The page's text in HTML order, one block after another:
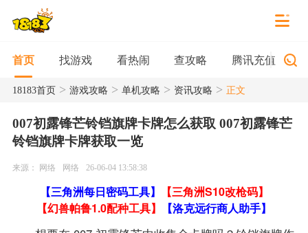
首页 找游戏 看热闹 查攻略 腾讯充值
18183首页> 游戏攻略 > 单机攻略 > 资讯攻略 > 正文
007初露锋芒铃铛旗牌卡牌怎么获取 007初露锋芒
铃铛旗牌卡牌获取一览
来源： 网络 网络 26-06-04 13:58:38
【三角洲每日密码工具】
【三角洲S10改枪码】
【幻兽帕鲁1.0配种工具】
【洛克远行商人助手】